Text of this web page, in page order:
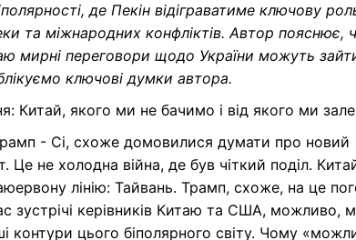
де Пекін відіграватиме ключову
та міжнародних конфліктів. Автор пояснює,
мирні переговори щодо України можуть
ключові думки автора.
Китай, якого ми не бачимо і від якого ми
- Сі, схоже домовилися думати про новий
Це не холодна війна, де був чіткий поділ.
лінію: Тайвань. Трамп, схоже, на це
зустрічі керівників Китаю та США, можливо,
контури цього біполярного світу. Чому